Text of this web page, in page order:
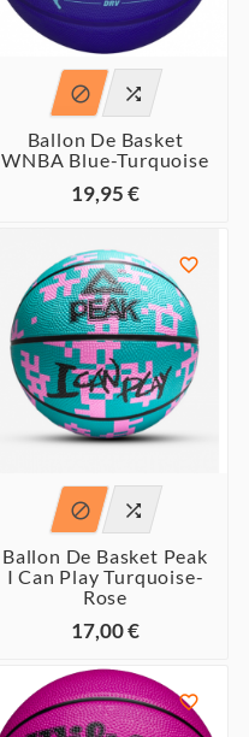
 
Ballon De Basket
WNBA Blue-Turquoise
19,95 €

 
Ballon De Basket Peak
I Can Play Turquoise-
Rose
17,00 €
